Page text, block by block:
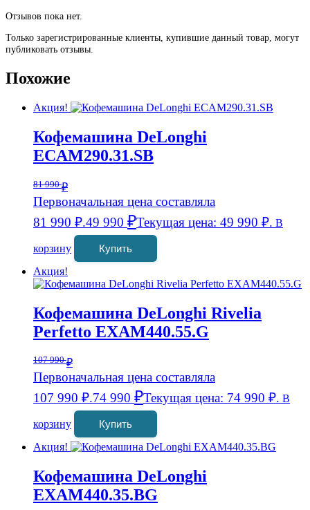
Отзывов пока нет.
Только зарегистрированные клиенты, купившие данный товар, могут
публиковать отзывы.
Похожие
Акция!
Кофемашина DeLonghi
ECAM290.31.SB
81 990₽
Первоначальная цена составляла
81 990 ₽.49 990 ₽Текущая цена: 49 990 ₽. В
корзину
Купить
Акция!
Кофемашина DeLonghi Rivelia
Perfetto EXAM440.55.G
107 990₽
Первоначальная цена составляла
107 990 ₽.74 990 ₽Текущая цена: 74 990 ₽. В
корзину
Купить
Акция!
Кофемашина DeLonghi
EXAM440.35.BG